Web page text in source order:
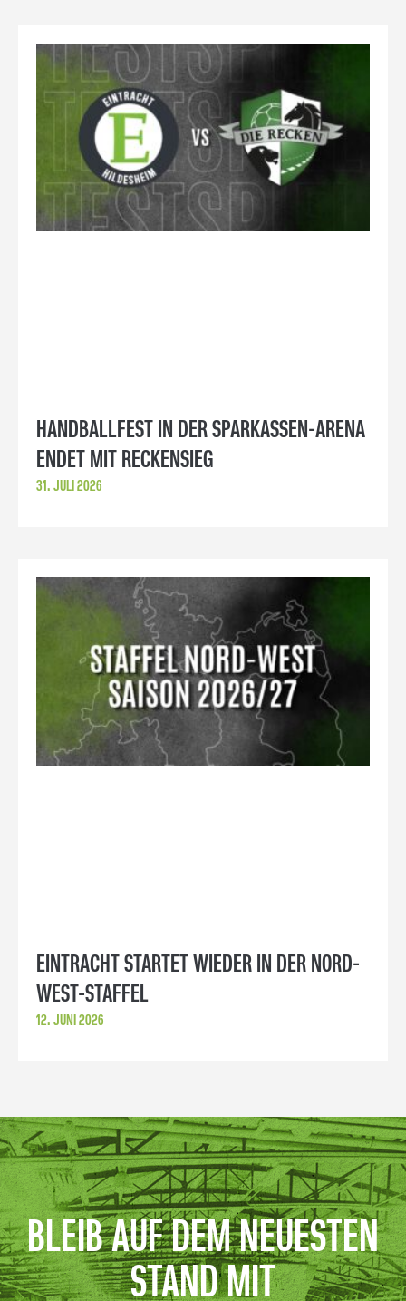
HANDBALLFEST IN DER SPARKASSEN-ARENA
ENDET MIT RECKENSIEG
31. JULI 2026
EINTRACHT STARTET WIEDER IN DER NORD-
WEST-STAFFEL
12. JUNI 2026
BLEIB AUF DEM NEUESTEN
STAND MIT